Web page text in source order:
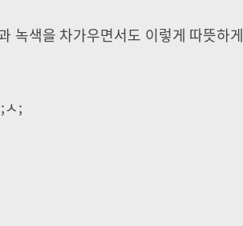
녹색을 차가우면서도 이렇게 따뜻하게
ㅅ;